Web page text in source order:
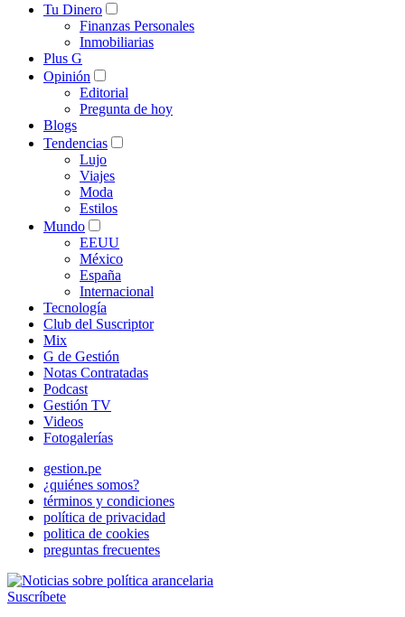
Tu Dinero
Finanzas Personales
Inmobiliarias
Plus G
Opinión
Editorial
Pregunta de hoy
Blogs
Tendencias
Lujo
Viajes
Moda
Estilos
Mundo
EEUU
México
España
Internacional
Tecnología
Club del Suscriptor
Mix
G de Gestión
Notas Contratadas
Podcast
Gestión TV
Videos
Fotogalerías
gestion.pe
¿quiénes somos?
términos y condiciones
política de privacidad
politica de cookies
preguntas frecuentes
Suscríbete